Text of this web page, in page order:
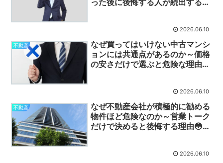
2026.06.10
不動産
なぜ買ってはいけない中古マンシ
ョンには共通点があるのか～価格
の安さだけで選ぶと危険な理由😳
2026.06.10
不動産
なぜ不動産会社が積極的に勧める
物件ほど危険なのか～営業トーク
だけで決めると後悔する理由😳🏠
2026.06.10